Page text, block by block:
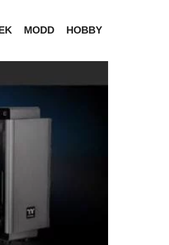
MODD HOBBY